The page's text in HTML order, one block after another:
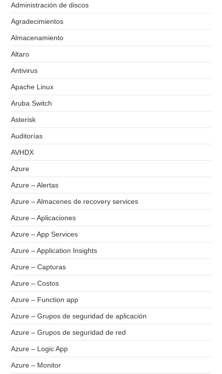
Administración de discos
Agradecimientos
Almacenamiento
Altaro
Antivirus
Apache Linux
Aruba Switch
Asterisk
Auditorías
AVHDX
Azure
Azure – Alertas
Azure – Almacenes de recovery services
Azure – Aplicaciones
Azure – App Services
Azure – Application Insights
Azure – Capturas
Azure – Costos
Azure – Function app
Azure – Grupos de seguridad de aplicación
Azure – Grupos de seguridad de red
Azure – Logic App
Azure – Monitor